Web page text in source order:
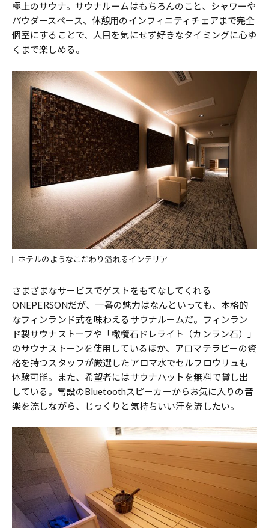
極上のサウナ。サウナルームはもちろんのこと、シャワーや
パウダースペース、休憩用のインフィニティチェアまで完全
個室にすることで、人目を気にせず好きなタイミングに心ゆ
くまで楽しめる。
ホテルのようなこだわり溢れるインテリア
さまざまなサービスでゲストをもてなしてくれる
ONEPERSONだが、一番の魅力はなんといっても、本格的
なフィンランド式を味わえるサウナルームだ。フィンラン
ド製サウナストーブや「橄欖石ドレライト（カンラン石）」
のサウナストーンを使用しているほか、アロマテラピーの資
格を持つスタッフが厳選したアロマ水でセルフロウリュも
体験可能。また、希望者にはサウナハットを無料で貸し出
している。常設のBluetoothスピーカーからお気に入りの音
楽を流しながら、じっくりと気持ちいい汗を流したい。